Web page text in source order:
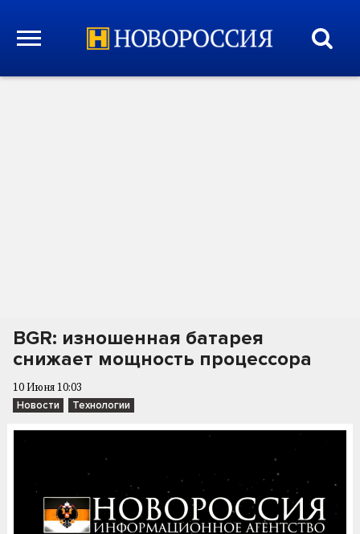
BGR: изношенная батарея
снижает мощность процессора
10 Июня 10:03
Новости Технологии